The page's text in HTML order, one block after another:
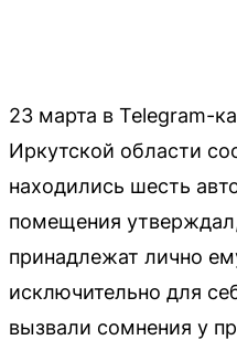
23 марта в Telegram-
Иркутской области
находились шесть
помещения
принадлежат лично
исключительно для
вызвали сомнения у